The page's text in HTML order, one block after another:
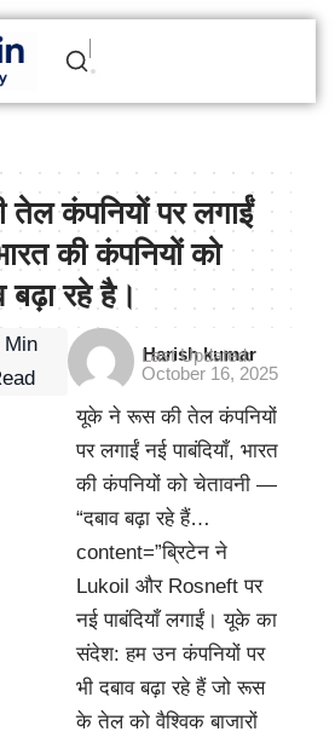
कंपनियों पर लगाईं
की कंपनियों को
बढ़ा रहे है।
Harish kumar
Last Updated:
October 16, 2025
Min
यूके ने रूस की तेल कंपनियों
पर लगाईं नई पाबंदियाँ, भारत
की कंपनियों को चेतावनी —
“दबाव बढ़ा रहे हैं…
content=”ब्रिटेन ने
Lukoil और Rosneft पर
नई पाबंदियाँ लगाईं। यूके का
संदेश: हम उन कंपनियों पर
भी दबाव बढ़ा रहे हैं जो रूस
के तेल को वैश्विक बाजारों